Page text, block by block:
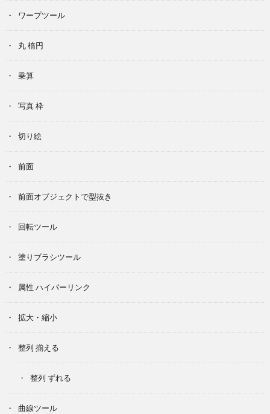
ワープツール
丸 楕円
乗算
写真 枠
切り絵
前面
前面オブジェクトで型抜き
回転ツール
塗りブラシツール
属性 ハイパーリンク
拡大・縮小
整列 揃える
整列 ずれる
曲線ツール